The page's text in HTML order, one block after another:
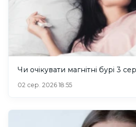
Чи очікувати магнітні бурі 3
02 сер. 2026 18:55